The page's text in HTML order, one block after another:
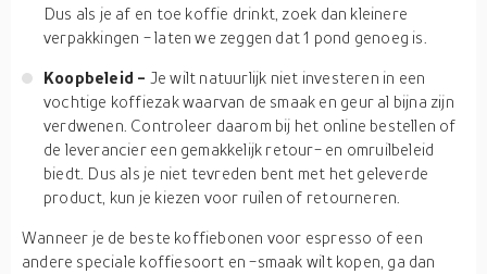
Dus als je af en toe koffie drinkt, zoek dan kleinere
verpakkingen - laten we zeggen dat 1 pond genoeg is.
Koopbeleid - Je wilt natuurlijk niet investeren in een
vochtige koffiezak waarvan de smaak en geur al bijna zijn
verdwenen. Controleer daarom bij het online bestellen of
de leverancier een gemakkelijk retour- en omruilbeleid
biedt. Dus als je niet tevreden bent met het geleverde
product, kun je kiezen voor ruilen of retourneren.
Wanneer je de beste koffiebonen voor espresso of een
andere speciale koffiesoort en -smaak wilt kopen, ga dan